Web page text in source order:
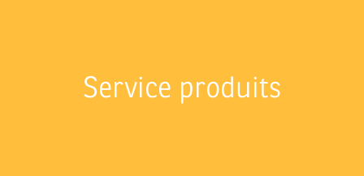
Service produits